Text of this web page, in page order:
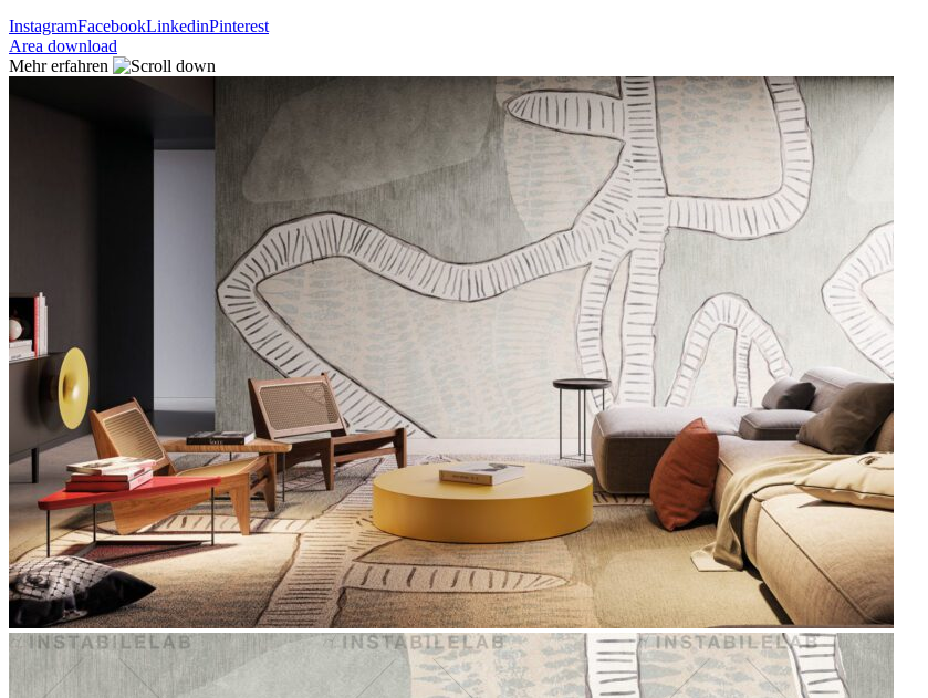
InstagramFacebookLinkedinPinterest
Area download
Mehr erfahren